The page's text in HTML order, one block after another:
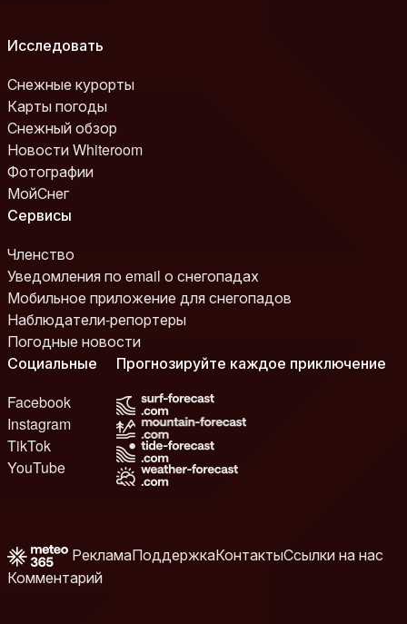
Исследовать
Снежные курорты
Карты погоды
Снежный обзор
Новости Whiteroom
Фотографии
МойСнег
Сервисы
Членство
Уведомления по email о снегопадах
Мобильное приложение для снегопадов
Наблюдатели-репортеры
Погодные новости
Социальные
Facebook
Instagram
TikTok
YouTube
Прогнозируйте каждое приключение
РекламаПоддержкаКонтактыСсылки на нас
Комментарий